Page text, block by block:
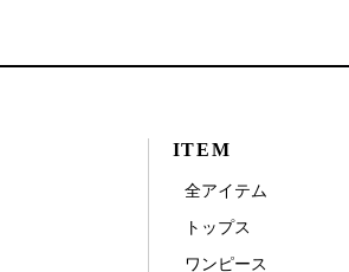
ITEM
全アイテム
トップス
ワンピース